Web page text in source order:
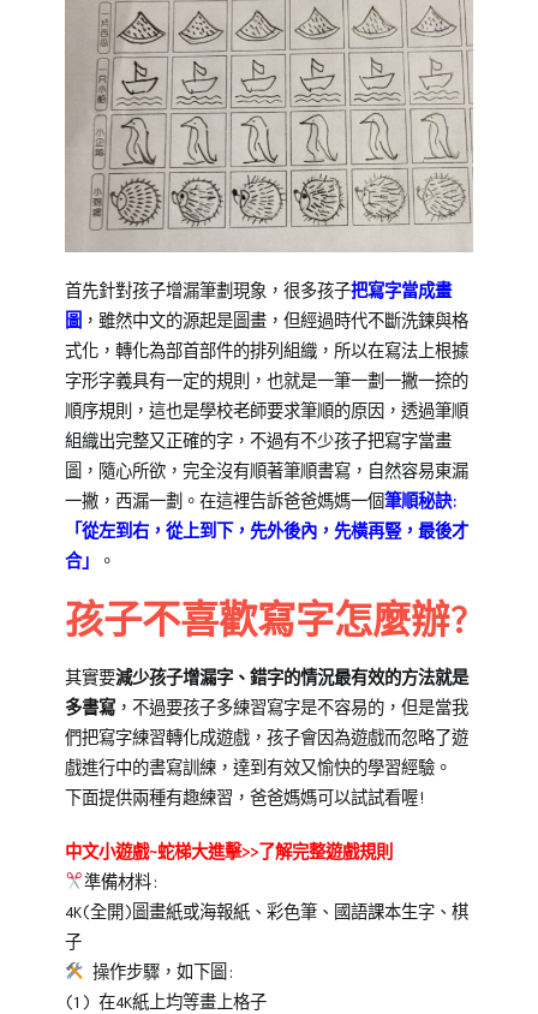
首先針對孩子增漏筆劃現象，很多孩子把寫字當成畫
圖 ，雖然中文的源起是圖畫，但經過時代不斷洗鍊與格
式化，轉化為部首部件的排列組織，所以在寫法上根據
字形字義具有一定的規則，也就是一筆一劃一撇一捺的
順序規則，這也是學校老師要求筆順的原因，透過筆順
組織出完整又正確的字，不過有不少孩子把寫字當畫
圖，隨心所欲，完全沒有順著筆順書寫，自然容易東漏
一撇，西漏一劃。在這裡告訴爸爸媽媽一個筆順秘訣:
「從左到右，從上到下，先外後內，先橫再豎，最後才
合」
。
孩子不喜歡寫字怎麼辦?
其實要減少孩子增漏字、錯字的情況最有效的方法就是
多書寫，不過要孩子多練習寫字是不容易的，但是當我
們把寫字練習轉化成遊戲，孩子會因為遊戲而忽略了遊
戲進行中的書寫訓練，達到有效又愉快的學習經驗。
下面提供兩種有趣練習，爸爸媽媽可以試試看喔!
中文小遊戲~蛇梯大進擊>>了解完整遊戲規則
準備材料:
4K(全開)圖畫紙或海報紙、彩色筆、國語課本生字、棋
子
操作步驟，如下圖:
(1) 在4K紙上均等畫上格子